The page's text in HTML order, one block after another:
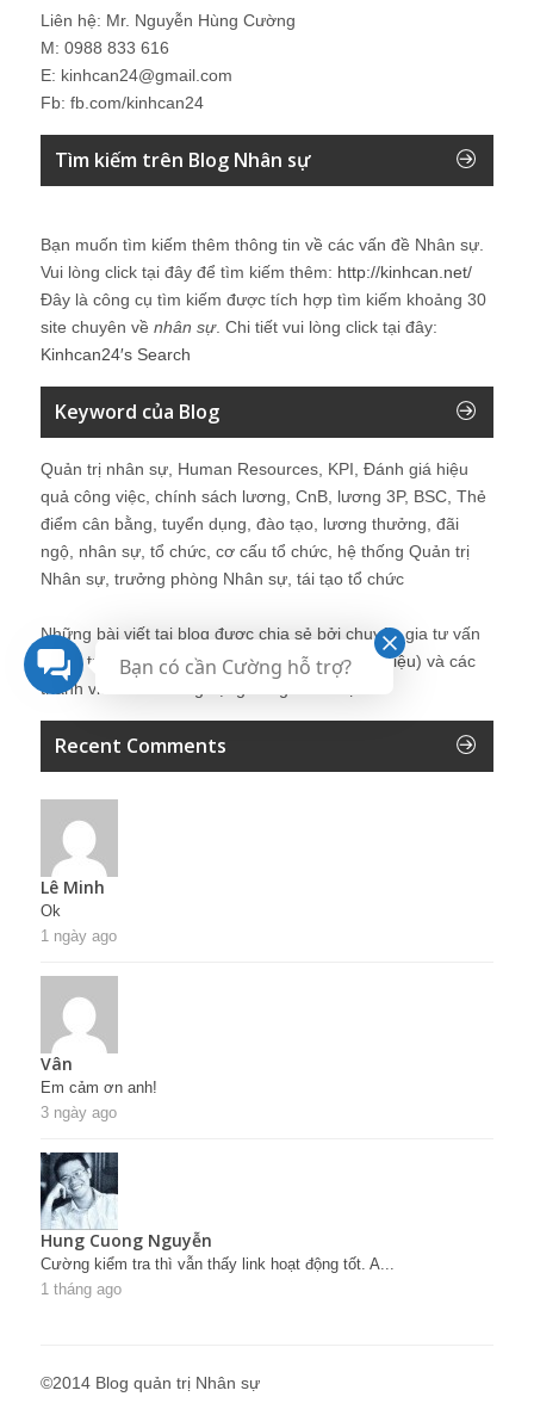
Liên hệ: Mr. Nguyễn Hùng Cường
M: 0988 833 616
E: kinhcan24@gmail.com
Fb: fb.com/kinhcan24
Tìm kiếm trên Blog Nhân sự
Bạn muốn tìm kiếm thêm thông tin về các vấn đề Nhân sự
Vui lòng click tại đây để tìm kiếm thêm: http://kinhcan.net/
Đây là công cụ tìm kiếm được tích hợp tìm kiếm khoảng 30
site chuyên về nhân sự. Chi tiết vui lòng click tại đây:
Kinhcan24′s Search
Keyword của Blog
Quản trị nhân sự, Human Resources, KPI, Đánh giá hiệu
quả công việc, chính sách lương, CnB, lương 3P, BSC, Thẻ
điểm cân bằng, tuyển dụng, đào tạo, lương thưởng, đãi
ngộ, nhân sự, tổ chức, cơ cấu tổ chức, hệ thống Quản trị
Nhân sự, trưởng phòng Nhân sự, tái tạo tổ chức
Những bài viết tại blog được chia sẻ bởi chuyên gia tư vấn
Quản trị Nhân sự Nguyễn Hùng Cường (giới thiệu) và các
thành viên khác trong cộng đồng Nhân sự.
Recent Comments
Lê Minh
Ok
1 ngày ago
Vân
Em cảm ơn anh!
3 ngày ago
Hung Cuong Nguyễn
Cường kiểm tra thì vẫn thấy link hoạt động tốt. A...
1 tháng ago
©2014 Blog quản trị Nhân sự
Bạn có cần Cường hỗ trợ?